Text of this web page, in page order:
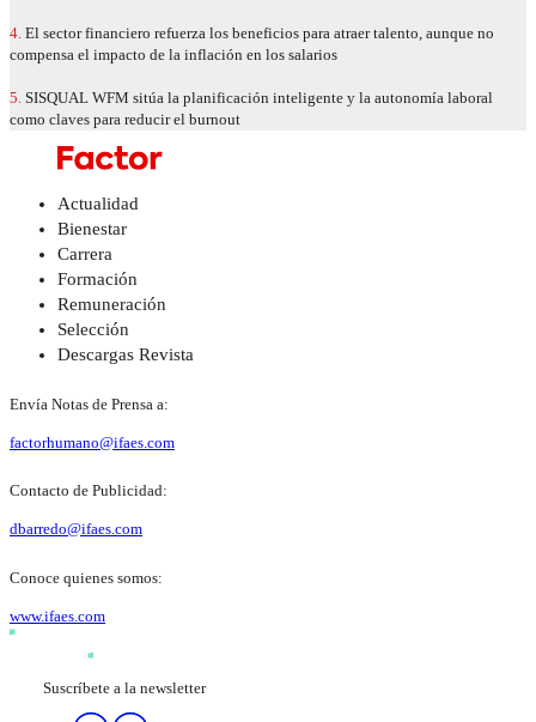
4. El sector financiero refuerza los beneficios para atraer talento, aunque no
compensa el impacto de la inflación en los salarios
5. SISQUAL WFM sitúa la planificación inteligente y la autonomía laboral
como claves para reducir el burnout
Actualidad
Bienestar
Carrera
Formación
Remuneración
Selección
Descargas Revista
Envía Notas de Prensa a:
factorhumano@ifaes.com
Contacto de Publicidad:
dbarredo@ifaes.com
Conoce quienes somos:
www.ifaes.com
Suscríbete a la newsletter